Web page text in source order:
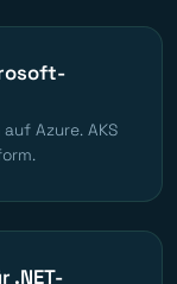
Azure. AKS
.NET-